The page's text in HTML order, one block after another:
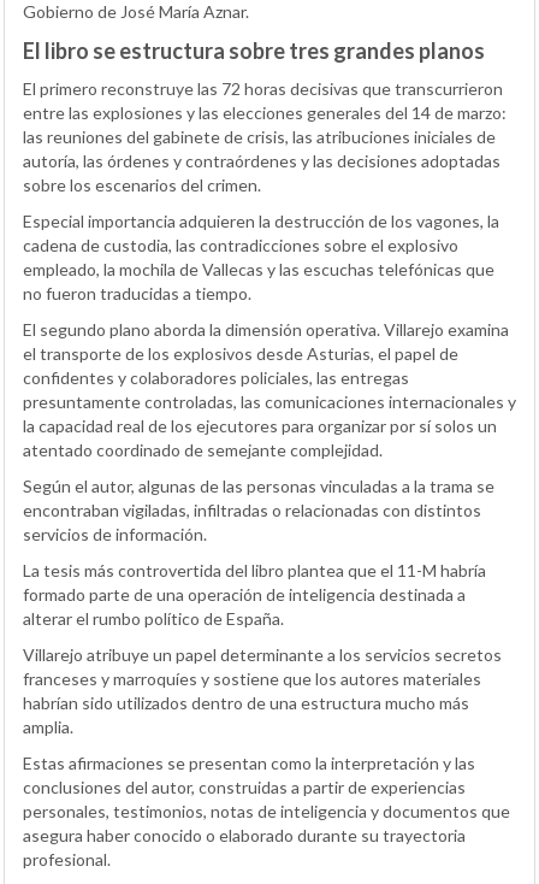
Gobierno de José María Aznar.
El libro se estructura sobre tres grandes planos
El primero reconstruye las 72 horas decisivas que transcurrieron
entre las explosiones y las elecciones generales del 14 de marzo:
las reuniones del gabinete de crisis, las atribuciones iniciales de
autoría, las órdenes y contraórdenes y las decisiones adoptadas
sobre los escenarios del crimen.
Especial importancia adquieren la destrucción de los vagones, la
cadena de custodia, las contradicciones sobre el explosivo
empleado, la mochila de Vallecas y las escuchas telefónicas que
no fueron traducidas a tiempo.
El segundo plano aborda la dimensión operativa. Villarejo examina
el transporte de los explosivos desde Asturias, el papel de
confidentes y colaboradores policiales, las entregas
presuntamente controladas, las comunicaciones internacionales y
la capacidad real de los ejecutores para organizar por sí solos un
atentado coordinado de semejante complejidad.
Según el autor, algunas de las personas vinculadas a la trama se
encontraban vigiladas, infiltradas o relacionadas con distintos
servicios de información.
La tesis más controvertida del libro plantea que el 11-M habría
formado parte de una operación de inteligencia destinada a
alterar el rumbo político de España.
Villarejo atribuye un papel determinante a los servicios secretos
franceses y marroquíes y sostiene que los autores materiales
habrían sido utilizados dentro de una estructura mucho más
amplia.
Estas afirmaciones se presentan como la interpretación y las
conclusiones del autor, construidas a partir de experiencias
personales, testimonios, notas de inteligencia y documentos que
asegura haber conocido o elaborado durante su trayectoria
profesional.